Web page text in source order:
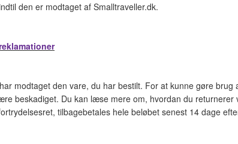
den er modtaget af Smalltraveller.dk.
modtaget den vare, du har bestilt. For at kunne gøre brug
beskadiget. Du kan læse mere om, hvordan du returnerer
tilbagebetales hele beløbet senest 14 dage